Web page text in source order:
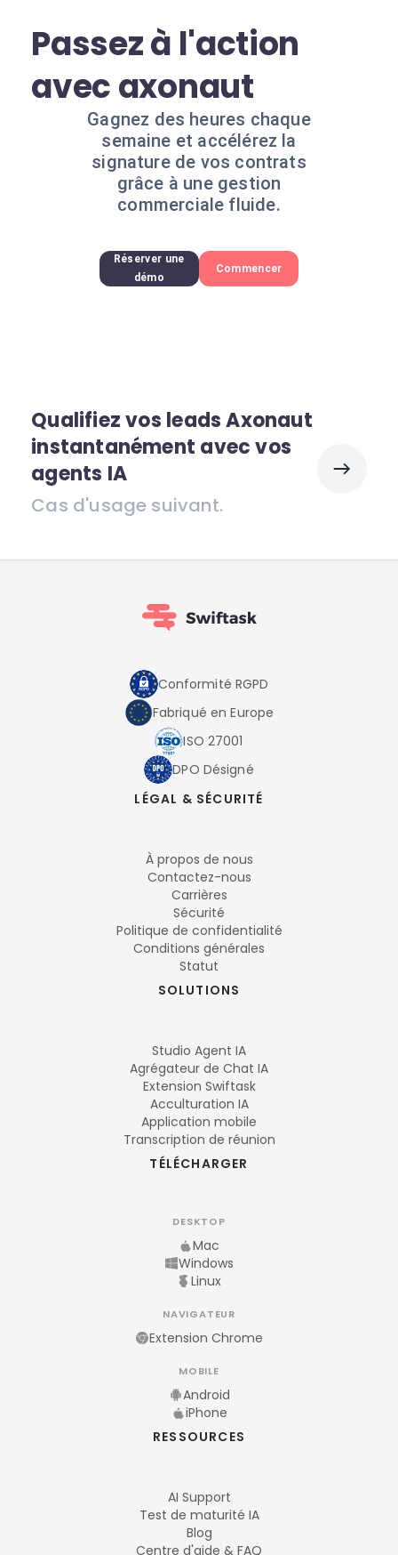
Passez à l'action
avec axonaut
Gagnez des heures chaque
semaine et accélérez la
signature de vos contrats
grâce à une gestion
commerciale fluide.
Réserver une
démo
Commencer
Qualifiez vos leads Axonaut
instantanément avec vos
agents IA
Cas d'usage suivant.
Conformité RGPD
Fabriqué en Europe
ISO 27001
DPO Désigné
LÉGAL & SÉCURITÉ
À propos de nous
Contactez-nous
Carrières
Sécurité
Politique de confidentialité
Conditions générales
Statut
SOLUTIONS
Studio Agent IA
Agrégateur de Chat IA
Extension Swiftask
Acculturation IA
Application mobile
Transcription de réunion
TÉLÉCHARGER
DESKTOP
Mac
Windows
Linux
NAVIGATEUR
Extension Chrome
MOBILE
Android
iPhone
RESSOURCES
AI Support
Test de maturité IA
Blog
Centre d'aide & FAQ